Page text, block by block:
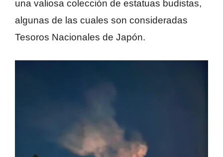
una valiosa colección de estatuas budistas,
algunas de las cuales son consideradas
Tesoros Nacionales de Japón.